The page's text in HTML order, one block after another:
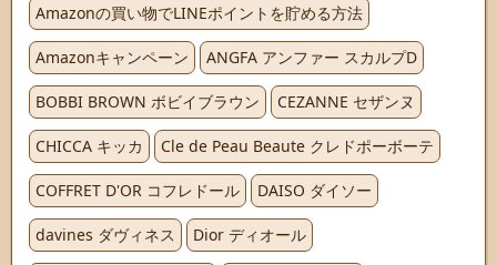
Amazonの買い物でLINEポイントを貯める方法
Amazonキャンペーン ANGFA アンファー スカルプD
BOBBI BROWN ボビイブラウン CEZANNE セザンヌ
CHICCA キッカ Cle de Peau Beaute クレドポーボーテ
COFFRET D'OR コフレドール DAISO ダイソー
davines ダヴィネス Dior ディオール